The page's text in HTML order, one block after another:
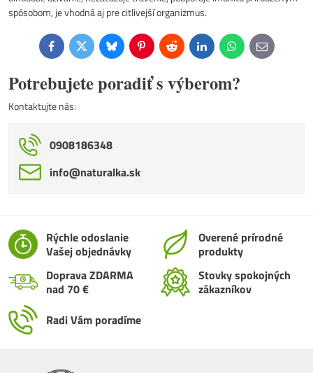
spôsobom, je vhodná aj pre citlivejší organizmus.
FacebookTwitterBlueskyPinterestReddit LinkedInWhatsApp
E-
mail
Potrebujete poradiť s výberom?
Kontaktujte nás:
0908186348
info​@naturalka​.sk
Rýchle odoslanie
Vašej objednávky
Overené prírodné
produkty
Doprava ZDARMA
nad 70 €
Stovky spokojných
zákazníkov
Radi Vám poradíme